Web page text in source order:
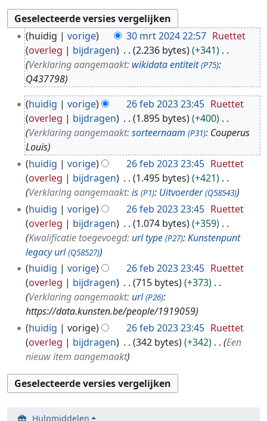
huidig vorige 30 mrt 2024 22:57 Ruettet
overleg
bijdragen 2.236 bytes
+341
Verklaring aangemaakt: wikidata entiteit (P75):
Q437798
huidig vorige 26 feb 2023 23:45 Ruettet
overleg
bijdragen 1.895 bytes
+400
Verklaring aangemaakt:sorteernaam (P31): Couperus
Louis
huidig
vorige 26 feb 2023 23:45 Ruettet
overleg
bijdragen 1.495 bytes
+421
Verklaring aangemaakt:is (P1): Uitvoerder (Q58543)
huidig vorige 26 feb 2023 23:45 Ruettet
overleg
bijdragen 1.074 bytes
+359
Kwalificatie toegevoegd: url type (P27):Kunstenpunt
legacy url (Q58527)
huidig vorige 26 feb 2023 23:45 Ruettet
overleg
bijdragen 715 bytes
+373
Verklaring aangemaakt: url (P26):
https://data.kunsten.be/people/1919059
huidig
vorige 26 feb 2023 23:45 Ruettet
overleg
bijdragen 342 bytes +342
Een
nieuw item aangemaakt
Hulpmiddelen